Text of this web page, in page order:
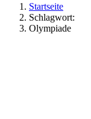
Startseite
Schlagwort:
Olympiade